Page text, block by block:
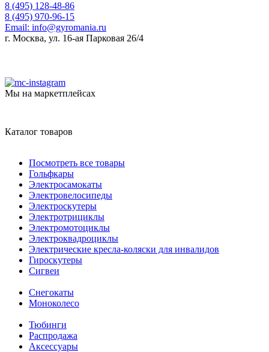
8 (495) 128-48-86
8 (495) 970-96-15
Email: info@gyromania.ru
г. Москва, ул. 16-ая Парковая 26/4
Мы на маркетплейсах
Каталог товаров
Посмотреть все товары
Гольфкары
Электросамокаты
Электровелосипеды
Электроскутеры
Электротрициклы
Электромотоциклы
Электроквадроциклы
Электрические кресла-коляски для инвалидов
Гироскутеры
Сигвеи
Снегокаты
Моноколесо
Тюбинги
Распродажа
Аксессуары